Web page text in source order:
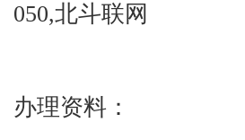
050,北斗联网
办理资料：